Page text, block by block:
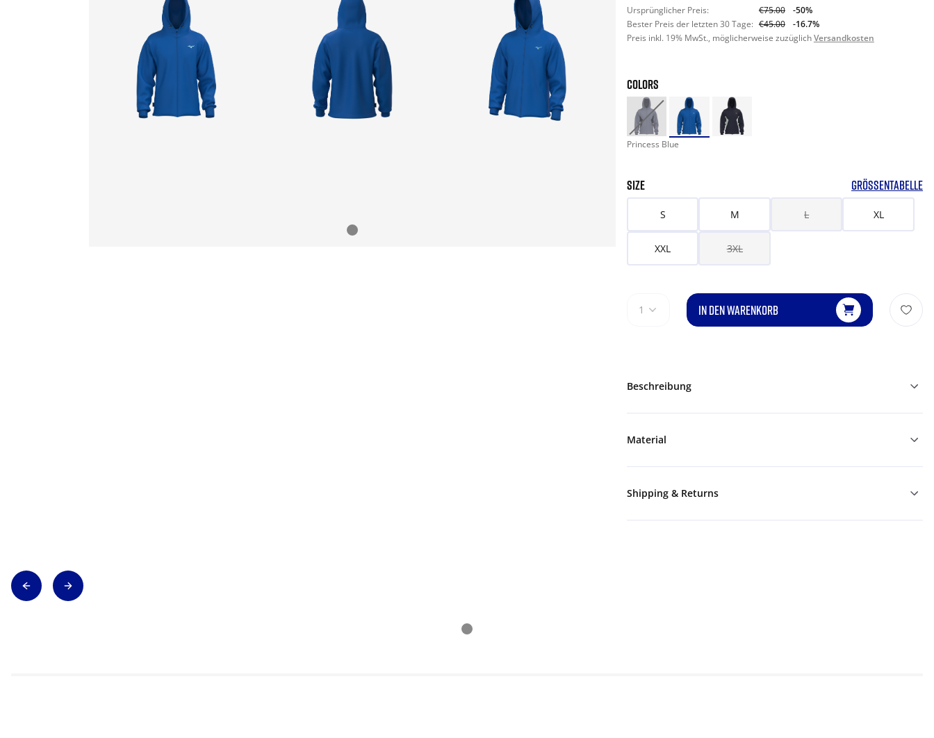
Ursprünglicher Preis: €75.00
-50%
Bester Preis der letzten 30 Tage: €45.00
-16.7%
Preis inkl. 19% MwSt., möglicherweise zuzüglichVersandkosten
COLORS
Princess Blue
SIZE GRÖSSENTABELLE
S M L XL
XXL 3XL
1 IN DEN WARENKORB
Beschreibung
Material
Shipping & Returns